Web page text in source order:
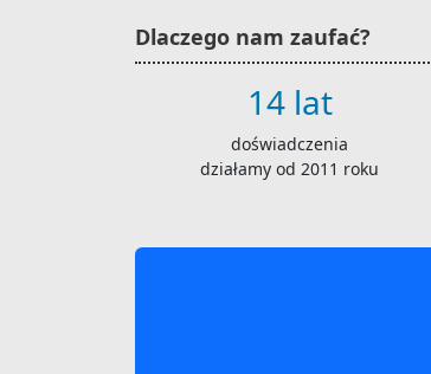
Dlaczego nam zaufać?
14 lat
doświadczenia
działamy od 2011 roku